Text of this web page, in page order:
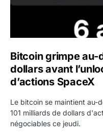
Bitcoin grimpe
dollars avant
d’actions SpaceX
Le bitcoin se maintient au-
101 milliards de dollars
négociables ce jeudi.